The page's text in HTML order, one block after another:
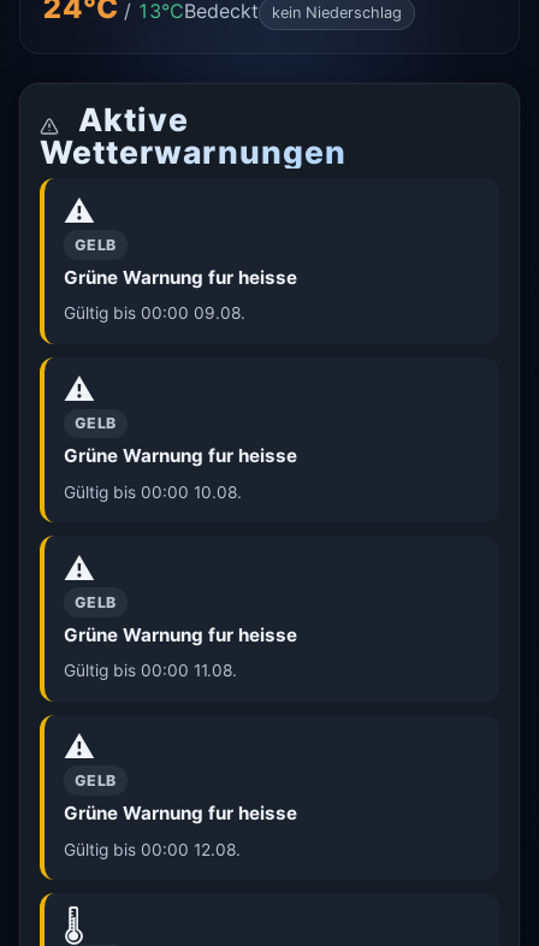
24°C / 13°CBedeckt kein Niederschlag
Aktive
Wetterwarnungen
⚠️
GELB
Grüne Warnung fur heisse
Gültig bis 00:00 09.08.
⚠️
GELB
Grüne Warnung fur heisse
Gültig bis 00:00 10.08.
⚠️
GELB
Grüne Warnung fur heisse
Gültig bis 00:00 11.08.
⚠️
GELB
Grüne Warnung fur heisse
Gültig bis 00:00 12.08.
🌡️